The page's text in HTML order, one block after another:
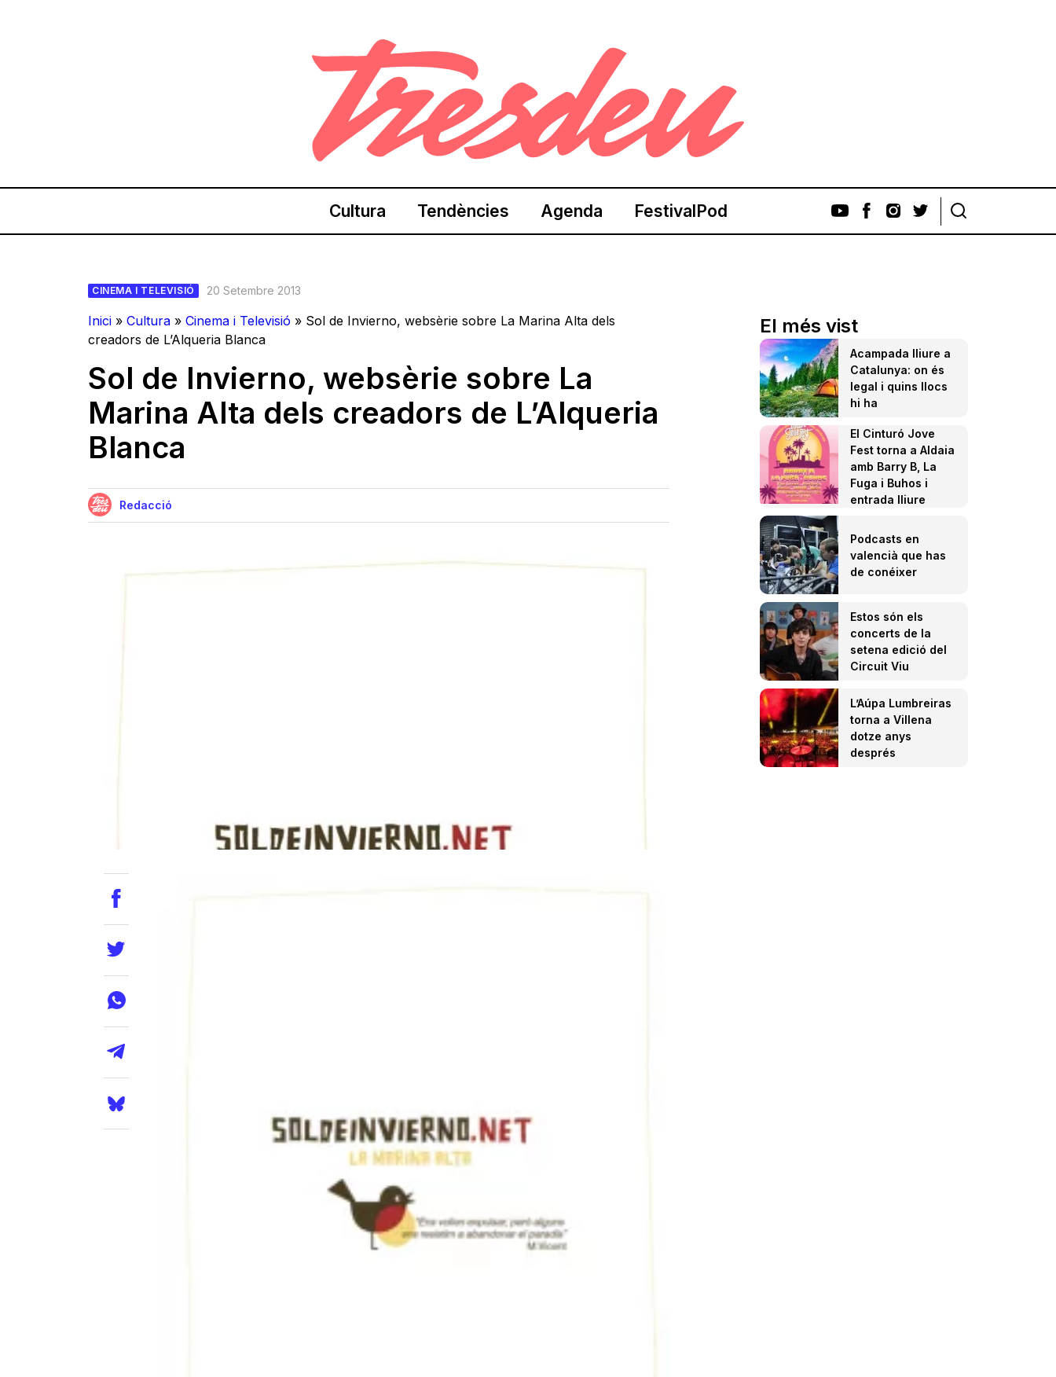
Cultura Tendències Agenda FestivalPod
CINEMA I TELEVISIÓ 20 Setembre 2013
Inici » Cultura » Cinema i Televisió » Sol de Invierno, websèrie sobre La Marina Alta dels
creadors de L’Alqueria Blanca
Sol de Invierno, websèrie sobre La
Marina Alta dels creadors de L’Alqueria
Blanca
Redacció
El més vist
Acampada lliure a
Catalunya: on és
legal i quins llocs
hi ha
El Cinturó Jove
Fest torna a Aldaia
amb Barry B, La
Fuga i Buhos i
entrada lliure
Podcasts en
valencià que has
de conéixer
Estos són els
concerts de la
setena edició del
Circuit Viu
L’Aúpa Lumbreiras
torna a Villena
dotze anys
després